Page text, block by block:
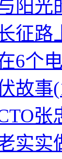
阳光
征路
6个
故事
张
实实